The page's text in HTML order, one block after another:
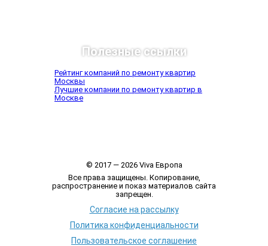
Полезные ссылки
Рейтинг компаний по ремонту квартир
Москвы
Лучшие компании по ремонту квартир в
Москве
© 2017 — 2026 Viva Европа
Все права защищены. Копирование,
распространение и показ материалов сайта
запрещен.
Согласие на рассылку
Политика конфиденциальности
Пользовательское соглашение